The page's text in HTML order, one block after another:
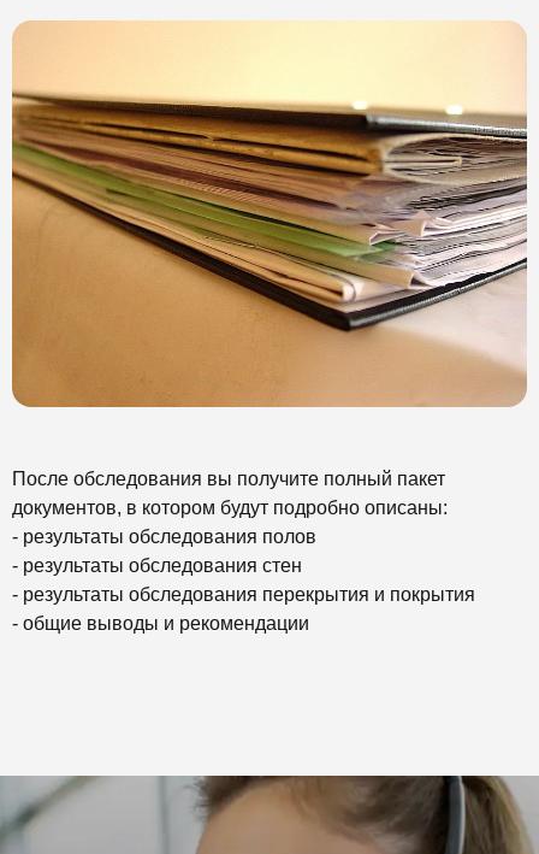
После обследования вы получите полный пакет
документов, в котором будут подробно описаны:
- результаты обследования полов
- результаты обследования стен
- результаты обследования перекрытия и покрытия
- общие выводы и рекомендации